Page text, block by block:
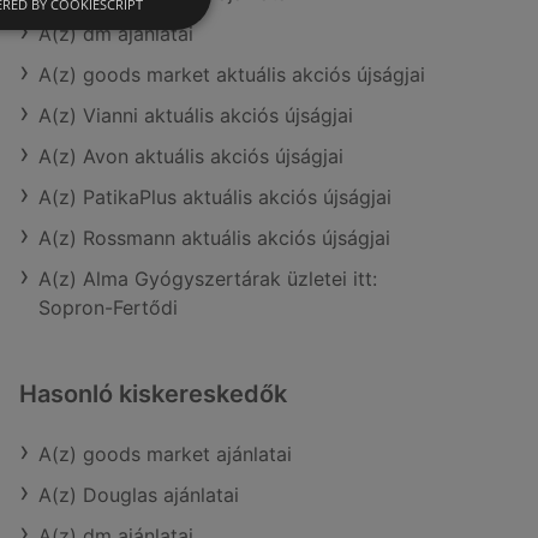
A(z) dm ajánlatai
A(z) goods market aktuális akciós újságjai
A(z) Vianni aktuális akciós újságjai
A(z) Avon aktuális akciós újságjai
A(z) PatikaPlus aktuális akciós újságjai
A(z) Rossmann aktuális akciós újságjai
A(z) Alma Gyógyszertárak üzletei itt:
Sopron-Fertődi
Hasonló kiskereskedők
A(z) goods market ajánlatai
A(z) Douglas ajánlatai
BY COOKIESCRIPT